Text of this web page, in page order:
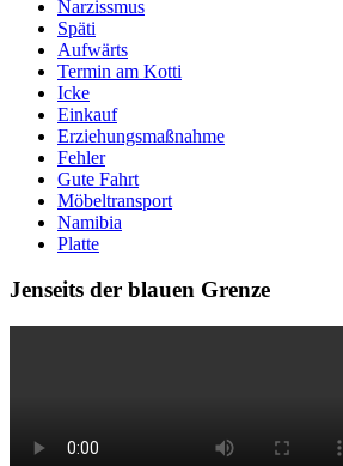
Narzissmus
Späti
Aufwärts
Termin am Kotti
Icke
Einkauf
Erziehungsmaßnahme
Fehler
Gute Fahrt
Möbeltransport
Namibia
Platte
Jenseits der blauen Grenze